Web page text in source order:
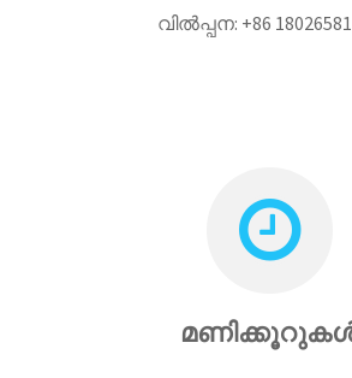
വിൽപ്പന: +86